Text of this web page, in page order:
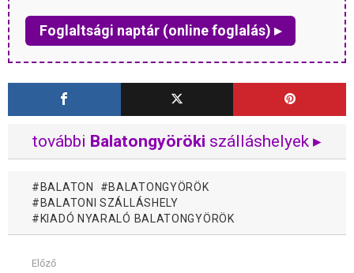
Foglaltsági naptár (online foglalás) ▸
további Balatongyöröki szálláshelyek ▸
BALATON
BALATONGYÖRÖK
BALATONI SZÁLLÁSHELY
KIADÓ NYARALÓ BALATONGYÖRÖK
MutassElőző